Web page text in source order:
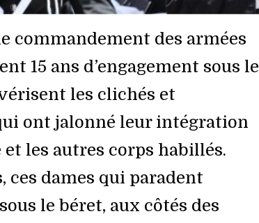
commandement des armées
15 ans d’engagement sous le
les clichés et
ont jalonné leur intégration
et les autres corps habillés.
ces dames qui paradent
le béret, aux côtés des